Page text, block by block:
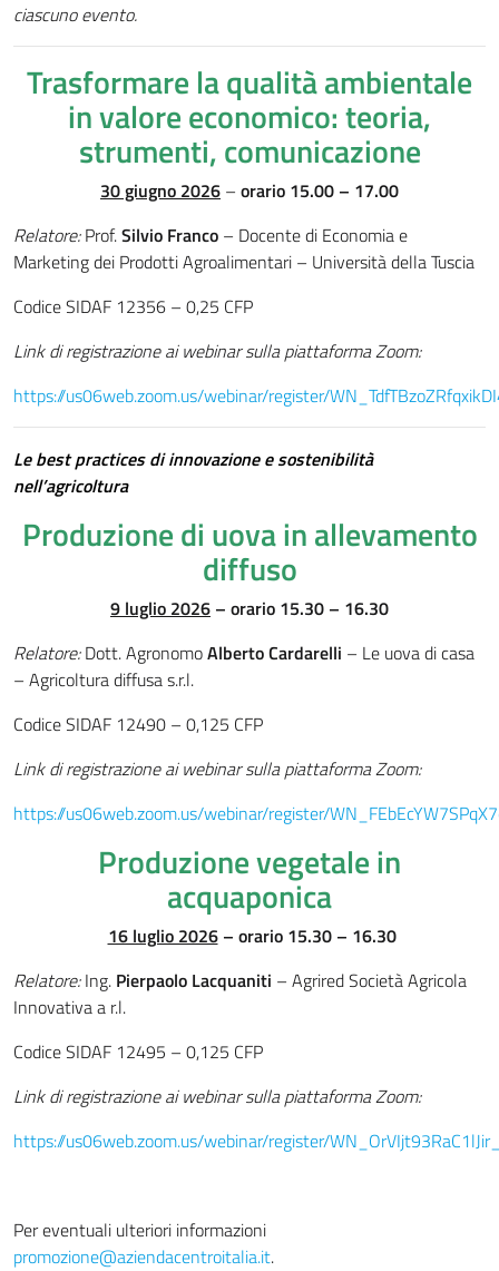
ciascuno evento.
Trasformare la qualità ambientale
in valore economico:teoria,
strumenti, comunicazione
30 giugno 2026 – orario 15.00 – 17.00
Relatore:Prof.Silvio Franco – Docente di Economia e
Marketing dei Prodotti Agroalimentari – Università della Tuscia
Codice SIDAF 12356 – 0,25 CFP
Link di registrazione ai webinar sulla piattaforma Zoom:
https://us06web.zoom.us/webinar/register/
Le best practices di innovazione e sostenibilità
nell’agricoltura
Produzione di uova in allevamento
diffuso
9 luglio 2026 – orario 15.30 – 16.30
Relatore:Dott. AgronomoAlberto Cardarelli – Le uova di casa
– Agricoltura diffusa s.r.l.
Codice SIDAF 12490 – 0,125 CFP
Link di registrazione ai webinar sulla piattaforma Zoom:
https://us06web.zoom.us/webinar/register/
Produzione vegetale in
acquaponica
16 luglio 2026– orario 15.30 – 16.30
Relatore:Ing. Pierpaolo Lacquaniti – Agrired Società Agricola
Innovativa a r.l.
Codice SIDAF 12495 – 0,125 CFP
Link di registrazione ai webinar sulla piattaforma Zoom:
https://us06web.zoom.us/webinar/register/
Per eventuali ulteriori informazioni
promozione@aziendacentroitalia.it.